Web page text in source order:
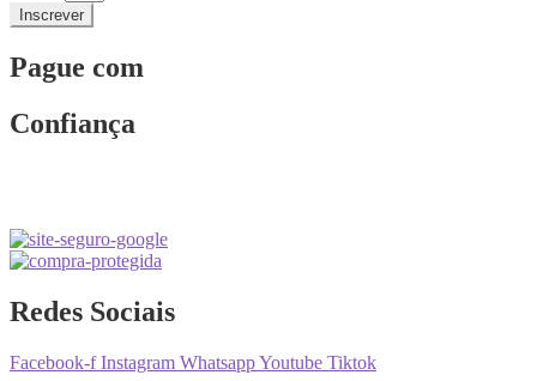
Inscrever
Pague com
Confiança
Redes Sociais
Facebook-f Instagram WhatsappYoutube Tiktok